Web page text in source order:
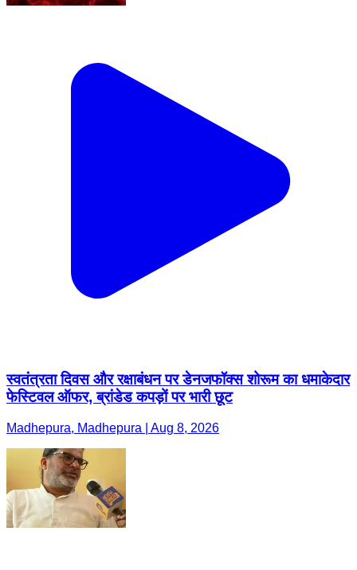
स्वतंत्रता दिवस और रक्षाबंधन पर डेनजफॉक्स शोरूम का धमाकेदार
फेस्टिवल ऑफर, ब्रांडेड कपड़ों पर भारी छूट
Madhepura, Madhepura | Aug 8, 2026